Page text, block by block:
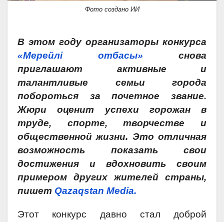
Фото создано ИИ
В этом году организаторы конкурса
«Мерейлі отбасы» снова
приглашают активные и
талантливые семьи города
побороться за почетное звание.
Жюри оценит успехи горожан в
труде, спорте, творчестве и
общественной жизни. Это отличная
возможность показать свои
достижения и вдохновить своим
примером других жителей страны,
пишет Qazaqstan Media.
Этот конкурс давно стал доброй